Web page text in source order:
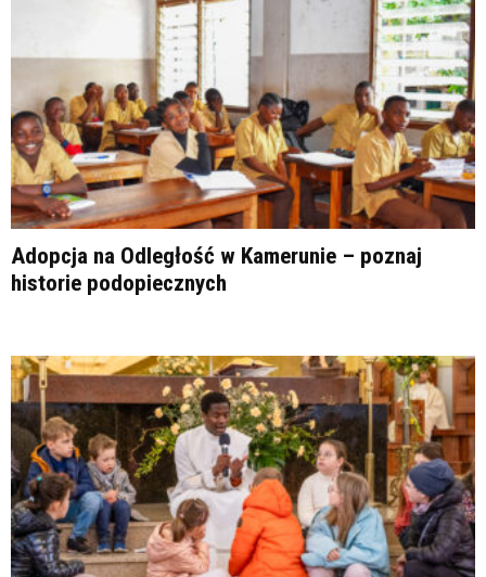
Adopcja na Odległość w Kamerunie – poznaj
historie podopiecznych